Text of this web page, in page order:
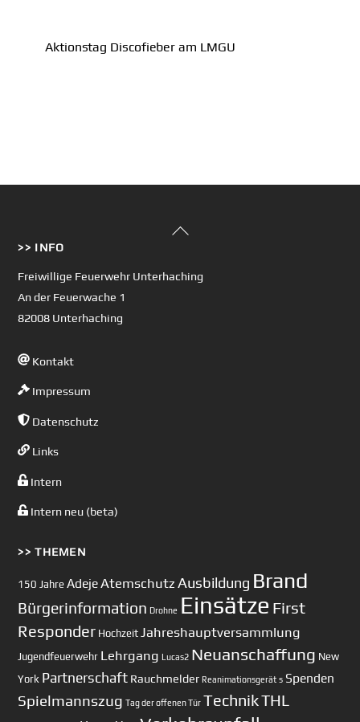
Aktionstag Discofieber am LMGU
Back
>> INFO
Freiwillige Feuerwehr Unterhaching
An der Feuerwache 1
82008 Unterhaching
Kontakt
Impressum
Datenschutz
Links
Intern
Intern neu (beta)
>> THEMEN
150 Jahre AdejeAtemschutz Ausbildung Brand
Bürgerinformation Drohne Einsätze First
Responder Hochzeit Jahreshauptversammlung
Jugendfeuerwehr Lehrgang Lucas2 Neuanschaffung New
York Partnerschaft Rauchmelder Reanimationsgerät s Spenden
Spielmannszug Tag der offenen Tür TechnikTHL